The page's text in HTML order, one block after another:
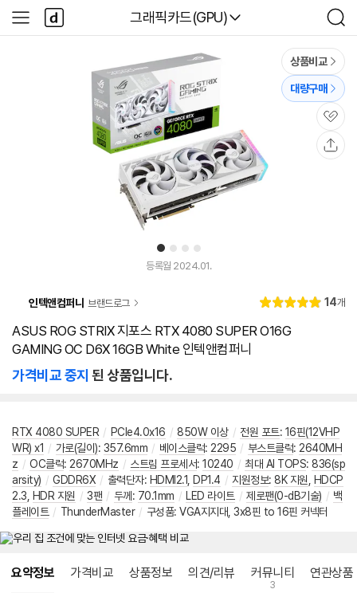
다나와
그래픽카드(GPU)
검
색
사
이
다
나
와
1 2 3 4
상품비교
대량구매
관
심
등록월 2024.01.
인텍앤컴퍼니 브랜드로그
별
5.
리
14개
ASUS ROG STRIX 지포스 RTX 4080 SUPER O16G
GAMING OC D6X 16GB White 인텍앤컴퍼니
가격비교 중지 된 상품입니다.
RTX 4080 SUPER / PCIe4.0x16 / 850W 이상 / 전원 포트: 16핀(12VHP
WR) x1 / 가로(길이): 357.6mm / 베이스클럭: 2295 / 부스트클럭: 2640MH
z / OC클럭: 2670MHz / 스트림 프로세서: 10240 / 최대 AI TOPS: 836(sp
arsity) / GDDR6X / 출력단자: HDMI2.1 DP1.4 / 지원정보: 8K 지원
HDCP
2.3
HDR 지원 / 3팬 / 두께 : 70.1mm / LED 라이트 / 제로팬(0-dB기술) / 백
플레이트 / ThunderMaster / 구성품: VGA지지대 3x8핀 to 16핀 커넥터
요약정보 가격비교 상품정보 의견/리뷰 커뮤니티
3
연관상품